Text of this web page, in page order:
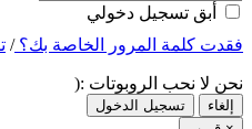
أبق تسجيل دخولي
فقدت كلمة المرور الخاصة بك؟/
نحن لا نحب الروبوتات :(
إلغاء
تسجيل الدخول